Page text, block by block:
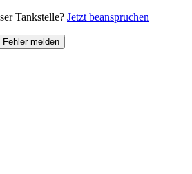
Tankstelle? Jetzt beanspruchen
Fehler melden